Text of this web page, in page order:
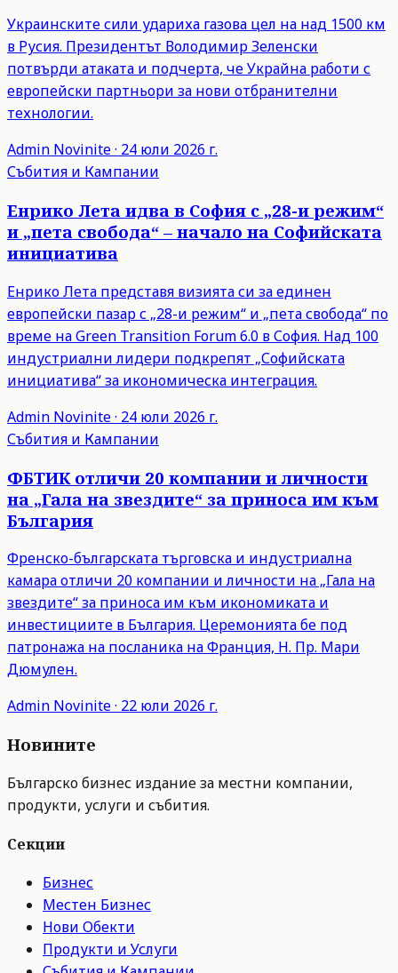
Украинските сили удариха газова цел на над 1500 км
в Русия. Президентът Володимир Зеленски
потвърди атаката и подчерта, че Украйна работи с
европейски партньори за нови отбранителни
технологии.
Admin Novinite· 24 юли 2026 г.
Събития и Кампании
Енрико Лета идва в София с „28-и режим“
и „пета свобода“ – начало на Софийската
инициатива
Енрико Лета представя визията си за единен
европейски пазар с „28-и режим“ и „пета свобода“ по
време на Green Transition Forum 6.0 в София. Над 100
индустриални лидери подкрепят „Софийската
инициатива“ за икономическа интеграция.
Admin Novinite· 24 юли 2026 г.
Събития и Кампании
ФБТИК отличи 20 компании и личности
на „Гала на звездите“ за приноса им към
България
Френско-българската търговска и индустриална
камара отличи 20 компании и личности на „Гала на
звездите“ за приноса им към икономиката и
инвестициите в България. Церемонията бе под
патронажа на посланика на Франция, Н. Пр. Мари
Дюмулен.
Admin Novinite· 22 юли 2026 г.
Новините
Българско бизнес издание за местни компании,
продукти, услуги и събития.
Секции
Бизнес
Местен Бизнес
Нови Обекти
Продукти и Услуги